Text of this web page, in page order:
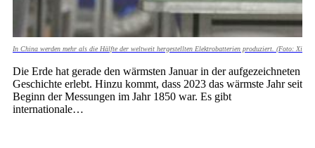
In China werden mehr als die Hälfte der weltweit hergestellten Elektrobatterien produziert. (Foto:
Die Erde hat gerade den wärmsten Januar in der aufgezeichneten
Geschichte erlebt. Hinzu kommt, dass 2023 das wärmste Jahr seit
Beginn der Messungen im Jahr 1850 war. Es gibt
internationale…